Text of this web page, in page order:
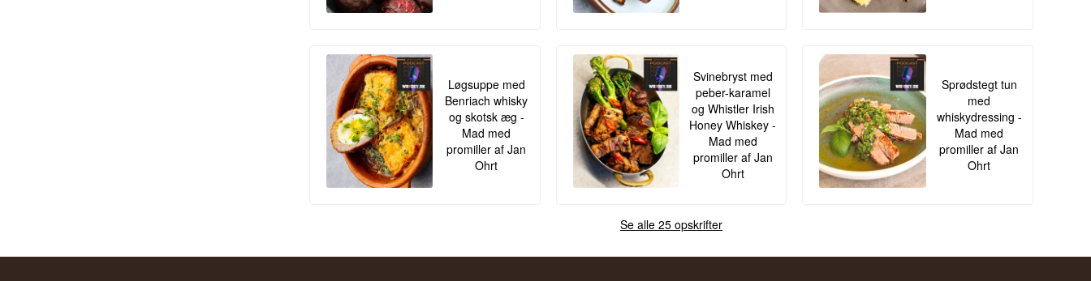
Løgsuppe med
Benriach whisky
og skotsk æg -
Mad med
promiller af Jan
Ohrt
Svinebryst med
peber-karamel
og Whistler Irish
Honey Whiskey -
Mad med
promiller af Jan
Ohrt
Sprødstegt tun
med
whiskydressing -
Mad med
promiller af Jan
Ohrt
Se alle 25 opskrifter